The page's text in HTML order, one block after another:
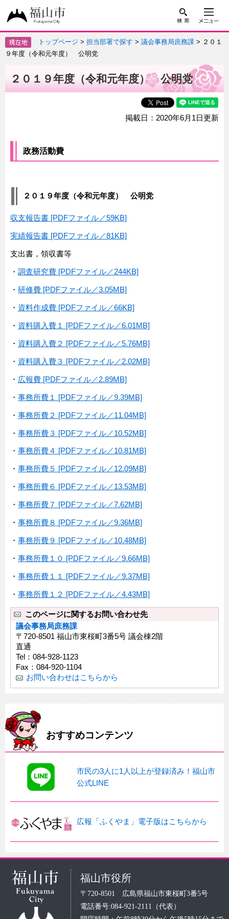
トップページ>担当部署で探す>議会事務局庶務課> ２０１
９年度（令和元年度） 公明党
２０１９年度（令和元年度） 公明党
掲載日：2020年6月1日更新
政務活動費
２０１９年度（令和元年度） 公明党
収支報告書 [PDFファイル／59KB]
実績報告書 [PDFファイル／81KB]
支出書，領収書等
・ 調査研究費 [PDFファイル／244KB]
・ 研修費 [PDFファイル／3.05MB]
・ 資料作成費 [PDFファイル／66KB]
・ 資料購入費１ [PDFファイル／6.01MB]
・ 資料購入費２ [PDFファイル／5.76MB]
・ 資料購入費３ [PDFファイル／2.02MB]
・ 広報費 [PDFファイル／2.89MB]
・ 事務所費１ [PDFファイル／9.39MB]
・ 事務所費２ [PDFファイル／11.04MB]
・ 事務所費３ [PDFファイル／10.52MB]
・ 事務所費４ [PDFファイル／10.81MB]
・ 事務所費５ [PDFファイル／12.09MB]
・ 事務所費６ [PDFファイル／13.53MB]
・ 事務所費７ [PDFファイル／7.62MB]
・ 事務所費８ [PDFファイル／9.36MB]
・ 事務所費９ [PDFファイル／10.48MB]
・ 事務所費１０ [PDFファイル／9.66MB]
・ 事務所費１１ [PDFファイル／9.37MB]
・ 事務所費１２ [PDFファイル／4.43MB]
このページに関するお問い合わせ先
議会事務局庶務課
〒720-8501 福山市東桜町3番5号 議会棟2階
直通
Tel：084-928-1123
Fax：084-920-1104
お問い合わせはこちらから
おすすめコンテンツ
市民の3人に1人以上が登録済み！福山市
公式LINE
広報「ふくやま」電子版はこちらから
福山市役所
〒720-8501 広島県福山市東桜町3番5号
電話番号:084-921-2111（代表）